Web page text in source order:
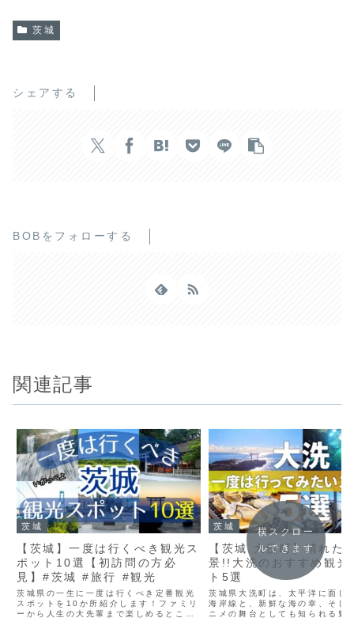
茨城
シェアする
BOBをフォローする
関連記事
茨城
【茨城】一度は行くべき観光ス
ポット10選【初訪問の方必
見】#茨城 #旅行 #観光
茨城県の一生に一度は行くべき定番観光
スポットを10か所紹介します！ファミリ
ーから人生の大先輩まで楽しめるところ
茨城
【茨城 大洗町】晴れた
景!!大洗のおすすめ観光
ト5選
茨城県大洗町は、太平洋に面し
海岸線と、新鮮な海の幸、そし
ニメの舞台としても知られる魅
横スクロー
ルできます